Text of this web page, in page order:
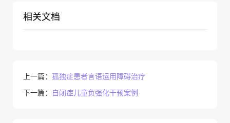
相关文档
上一篇： 孤独症患者言语运用障碍治疗
下一篇：
自闭症儿童负强化干预案例